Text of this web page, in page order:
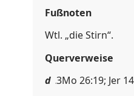
Fußnoten
Wtl. „die Stirn“.
Querverweise
d 3Mo 26:19; Jer